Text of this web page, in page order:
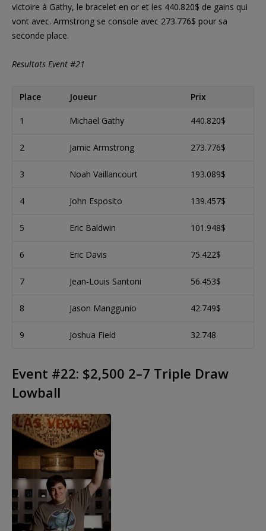
victoire à Gathy, le bracelet en or et les 440.820$ de gains qui
vont avec. Armstrong se console avec 273.776$ pour sa
seconde place.
Resultats Event #21
Place Joueur Prix
1 Michael Gathy 440.820$
2 Jamie Armstrong 273.776$
3 Noah Vaillancourt 193.089$
4 John Esposito 139.457$
5 Eric Baldwin 101.948$
6 Eric Davis 75.422$
7 Jean-Louis Santoni 56.453$
8 Jason Manggunio 42.749$
9 Joshua Field 32.748
Event #22: $2,500 2–7 Triple Draw
Lowball